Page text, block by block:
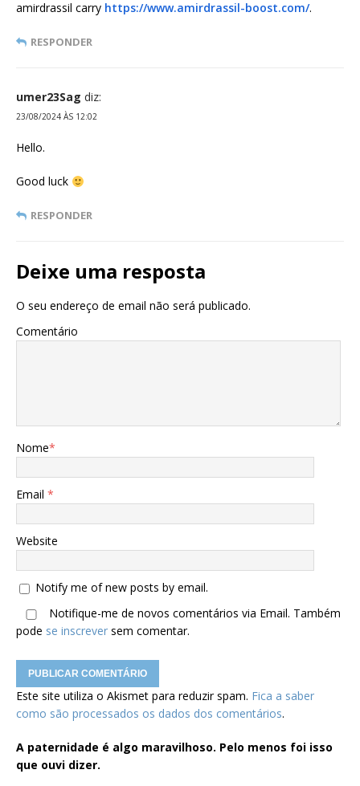
amirdrassil carry https://www.amirdrassil-boost.com/.
RESPONDER
umer23Sag diz:
23/08/2024 ÀS 12:02
Hello.
Good luck
RESPONDER
Deixe uma resposta
O seu endereço de email não será publicado.
Comentário
Nome*
Email *
Website
Notify me of new posts by email.
Notifique-me de novos comentários via Email. Também
pode se inscrever sem comentar.
Este site utiliza o Akismet para reduzir spam. Fica a saber
como são processados os dados dos comentários.
A paternidade é algo maravilhoso. Pelo menos foi isso
que ouvi dizer.